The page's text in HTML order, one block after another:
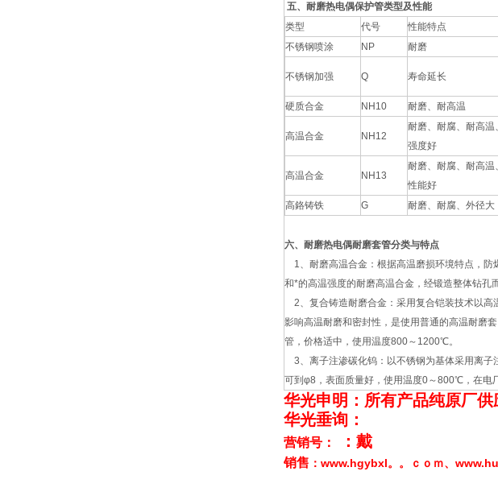
五、耐磨热电偶保护管类型及性能
类型
代号 性能特点
不锈钢喷涂
NP 耐磨
不锈钢加强 Q 寿命延长
硬质合金 NH10 耐磨、耐高温
高温合金 NH12
耐磨、耐腐、耐高温、
强度好
高温合金 NH13
耐磨、耐腐、耐高温、
性能好
高鉻铸铁 G 耐磨、耐腐、外径大
六、耐磨热电偶耐磨套管分类与特点
1、耐磨高温合金：根据高温磨损环境特点，防
和*的高温强度的耐磨高温合金，经锻造整体钻孔
2、复合铸造耐磨合金：采用复合铠装技术以高
影响高温耐磨和密封性，是使用普通的高温耐磨套
管，价格适中，使用温度800～1200℃。
3、离子注渗碳化钨：以不锈钢为基体采用离子
可到φ8，表面质量好，使用温度0～800℃，在电
华光申明：所有产品纯原厂
华光垂询：
营销号： ：戴
销售 ： www.hgybxl。。ｃｏｍ、